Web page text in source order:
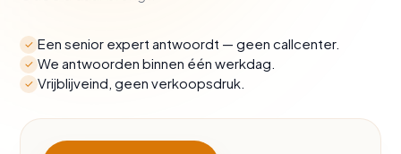
✓ Een senior expert antwoordt — geen callcenter.
✓ We antwoorden binnen één werkdag.
✓ Vrijblijveind, geen verkoopsdruk.